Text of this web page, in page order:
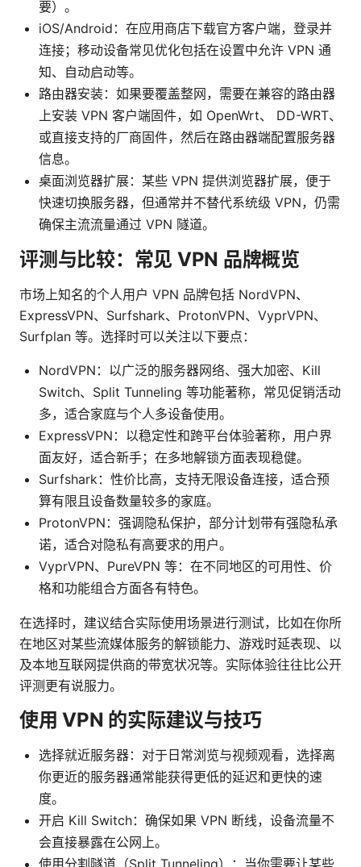
要）。
iOS/Android：在应用商店下载官方客户端，登录并
连接；移动设备常见优化包括在设置中允许 VPN 通
知、自动启动等。
路由器安装：如果要覆盖整网，需要在兼容的路由器
上安装 VPN 客户端固件，如 OpenWrt、 DD-WRT、
或直接支持的厂商固件，然后在路由器端配置服务器
信息。
桌面浏览器扩展：某些 VPN 提供浏览器扩展，便于
快速切换服务器，但通常并不替代系统级 VPN，仍需
确保主流流量通过 VPN 隧道。
评测与比较：常见 VPN 品牌概览
市场上知名的个人用户 VPN 品牌包括 NordVPN、
ExpressVPN、Surfshark、ProtonVPN、VyprVPN、
Surfplan 等。选择时可以关注以下要点：
NordVPN：以广泛的服务器网络、强大加密、Kill
Switch、Split Tunneling 等功能著称，常见促销活动
多，适合家庭与个人多设备使用。
ExpressVPN：以稳定性和跨平台体验著称，用户界
面友好，适合新手；在多地解锁方面表现稳健。
Surfshark：性价比高，支持无限设备连接，适合预
算有限且设备数量较多的家庭。
ProtonVPN：强调隐私保护，部分计划带有强隐私承
诺，适合对隐私有高要求的用户。
VyprVPN、PureVPN 等：在不同地区的可用性、价
格和功能组合方面各有特色。
在选择时，建议结合实际使用场景进行测试，比如在你所
在地区对某些流媒体服务的解锁能力、游戏时延表现、以
及本地互联网提供商的带宽状况等。实际体验往往比公开
评测更有说服力。
使用 VPN 的实际建议与技巧
选择就近服务器：对于日常浏览与视频观看，选择离
你更近的服务器通常能获得更低的延迟和更快的速
度。
开启 Kill Switch：确保如果 VPN 断线，设备流量不
会直接暴露在公网上。